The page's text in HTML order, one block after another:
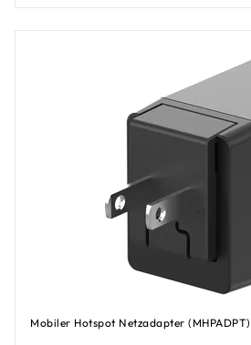
Mobiler Hotspot Netzadapter (MHPADPT)